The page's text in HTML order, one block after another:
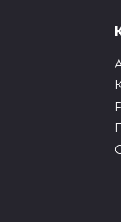
в
из самых